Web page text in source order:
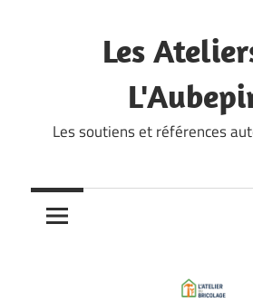
Les
Les soutiens et références